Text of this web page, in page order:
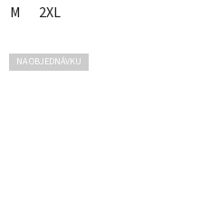
M 2XL
NA OBJEDNÁVKU